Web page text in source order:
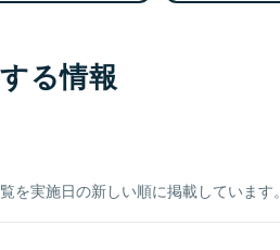
る情報
を実施日の新しい順に掲載しています。